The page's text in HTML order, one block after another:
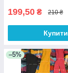
199,50 ₴ 210 ₴
Купити
–5%